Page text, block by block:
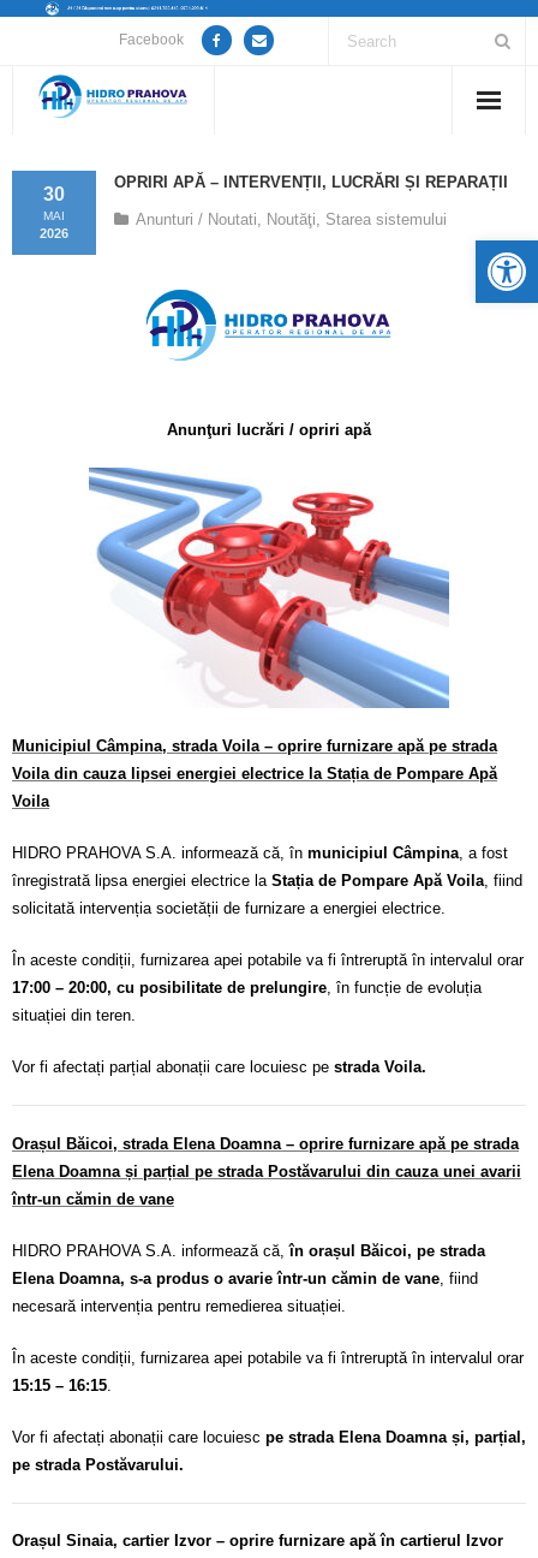
Facebook
Despre noi
Guvernanță Corporativă
Informații de interes public
Calitatea apei
OPRIRI APĂ – INTERVENȚII, LUCRĂRI ȘI REPARAȚII
30
MAI
2026
Anunturi / Noutati, Noutăţi, Starea sistemului
Anunţuri lucrări / opriri apă
Municipiul Câmpina, strada Voila – oprire furnizare apă pe strada
Voila din cauza lipsei energiei electrice la Stația de Pompare Apă
Voila
HIDRO PRAHOVA S.A. informează că, în municipiul Câmpina, a fost
înregistrată lipsa energiei electrice la Stația de Pompare Apă Voila, fiind
solicitată intervenția societății de furnizare a energiei electrice.
În aceste condiții, furnizarea apei potabile va fi întreruptă în intervalul orar
17:00 – 20:00, cu posibilitate de prelungire, în funcție de evoluția
situației din teren.
Vor fi afectați parțial abonații care locuiesc pe strada Voila.
Orașul Băicoi, strada Elena Doamna – oprire furnizare apă pe strada
Elena Doamna și parțial pe strada Postăvarului din cauza unei avarii
într-un cămin de vane
HIDRO PRAHOVA S.A. informează că,în orașul Băicoi, pe strada
Elena Doamna, s-a produs o avarie într-un cămin de vane , fiind
necesară intervenția pentru remedierea situației.
În aceste condiții, furnizarea apei potabile va fi întreruptă în intervalul orar
15:15 – 16:15
Vor fi afectați abonații care locuiesc pe strada Elena Doamna și, parțial,
pe strada Postăvarului.
Orașul Sinaia, cartier Izvor – oprire furnizare apă în cartierul Izvor